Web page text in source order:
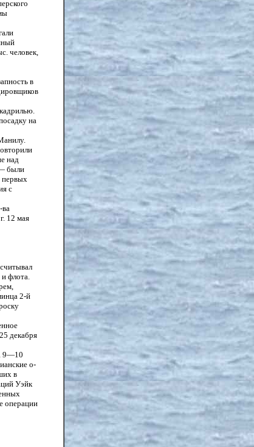
человек,
в
на
над
— были
первых
с
ва
12 мая
флота.
2-й
декабря
9—10
о-
в
Уэйк
операции